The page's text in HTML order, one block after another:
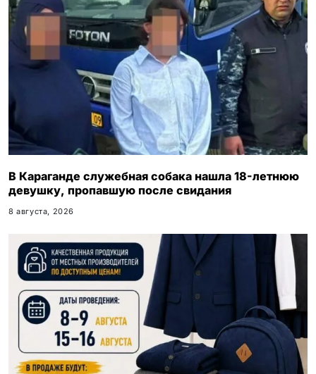
В Караганде служебная собака нашла 18-летнюю
девушку, пропавшую после свидания
8 августа, 2026